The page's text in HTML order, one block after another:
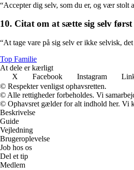
“Accepter dig selv, som du er, og vær
10. Citat om at sætte sig selv først
“At tage vare på sig selv er ikke selvisk,
Top Familie
At dele er kærligt
X
Facebook Instagram
© Respekter venligst ophavsretten.
© Alle rettigheder forbeholdes. Vi
© Ophavsret gælder for alt indhold her. Vi
Beskrivelse
Guide
Vejledning
Brugeroplevelse
Job hos os
Del et tip
Medlem